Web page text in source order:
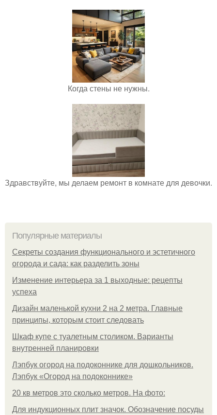
Когда стены не нужны.
Здравствуйте, мы делаем ремонт в комнате для девочки.
Популярные материалы
Секреты создания функционального и эстетичного
огорода и сада: как разделить зоны
Изменение интерьера за 1 выходные: рецепты
успеха
Дизайн маленькой кухни 2 на 2 метра. Главные
принципы, которым стоит следовать
Шкаф купе с туалетным столиком. Варианты
внутренней планировки
Лэпбук огород на подоконнике для дошкольников.
Лэпбук «Огород на подоконнике»
20 кв метров это сколько метров. На фото:
Для индукционных плит значок. Обозначение посуды